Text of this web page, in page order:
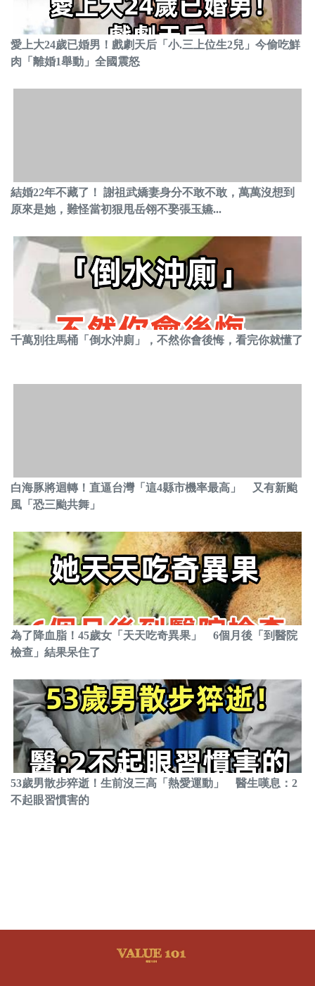
愛上大24歲已婚男！戲劇天后「小.三上位生2兒」今偷吃鮮
肉「離婚1舉動」全國震怒
結婚22年不藏了！ 謝祖武嬌妻身分不敢不敢，萬萬沒想到
原來是她，難怪當初狠甩岳翎不娶張玉嬿...
千萬別往馬桶「倒水沖廁」，不然你會後悔，看完你就懂了
白海豚將迴轉！直逼台灣「這4縣市機率最高」 又有新颱
風「恐三颱共舞」
為了降血脂！45歲女「天天吃奇異果」 6個月後「到醫院
檢查」結果呆住了
53歲男散步猝逝！生前沒三高「熱愛運動」 醫生嘆息：2
不起眼習慣害的